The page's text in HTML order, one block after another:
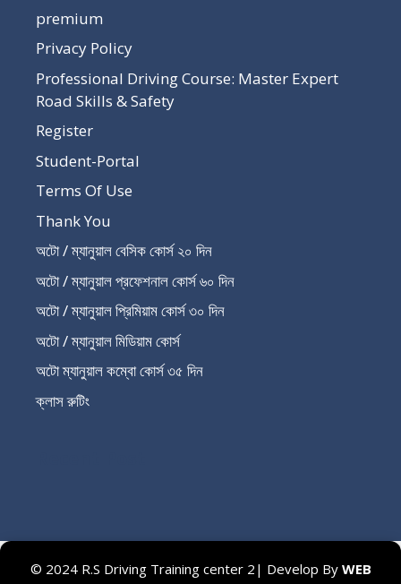
premium
Privacy Policy
Professional Driving Course: Master Expert
Road Skills & Safety
Register
Student-Portal
Terms Of Use
Thank You
অটো / ম্যানুয়াল বেসিক কোর্স ২০ দিন
অটো / ম্যানুয়াল প্রফেশনাল কোর্স ৬০ দিন
অটো / ম্যানুয়াল প্রিমিয়াম কোর্স ৩০ দিন
অটো / ম্যানুয়াল মিডিয়াম কোর্স
অটো ম্যানুয়াল কম্বো কোর্স ৩৫ দিন
ক্লাস রুটিং
© 2024 R.S Driving Training center 2| Develop By WEB